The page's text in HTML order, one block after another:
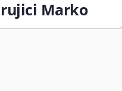
Marko